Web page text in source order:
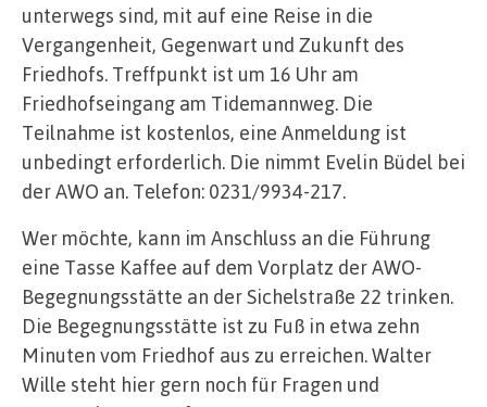
unterwegs sind, mit auf eine Reise in die
Vergangenheit, Gegenwart und Zukunft des
Friedhofs. Treffpunkt ist um 16 Uhr am
Friedhofseingang am Tidemannweg. Die
Teilnahme ist kostenlos, eine Anmeldung ist
unbedingt erforderlich. Die nimmt Evelin Büdel bei
der AWO an. Telefon: 0231/9934-217.
Wer möchte, kann im Anschluss an die Führung
eine Tasse Kaffee auf dem Vorplatz der AWO-
Begegnungsstätte an der Sichelstraße 22 trinken.
Die Begegnungsstätte ist zu Fuß in etwa zehn
Minuten vom Friedhof aus zu erreichen. Walter
Wille steht hier gern noch für Fragen und